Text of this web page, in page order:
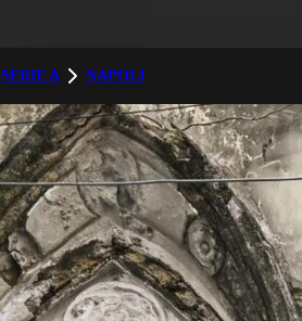
SERIE A NAPOLI